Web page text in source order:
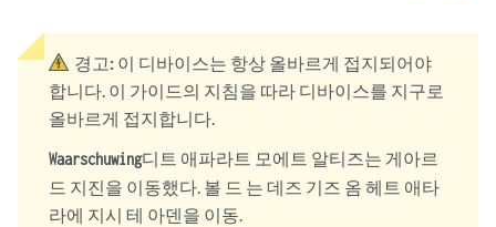
경고: 이 디바이스는 항상 올바르게 접지되어야
합니다. 이 가이드의 지침을 따라 디바이스를 지구로
올바르게 접지합니다.
Waarschuwing디트 애파라트 모에트 알티즈는 게아르
드 지진을 이동했다. 볼 드 는 데즈 기즈 옴 헤트 애타
라에 지시 테 아덴을 이동.